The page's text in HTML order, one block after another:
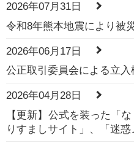
2026年07月31日
令和8年熊本地震により被
2026年06月17日
公正取引委員会による立入
2026年04月28日
【更新】公式を装った「
りすましサイト」、「迷